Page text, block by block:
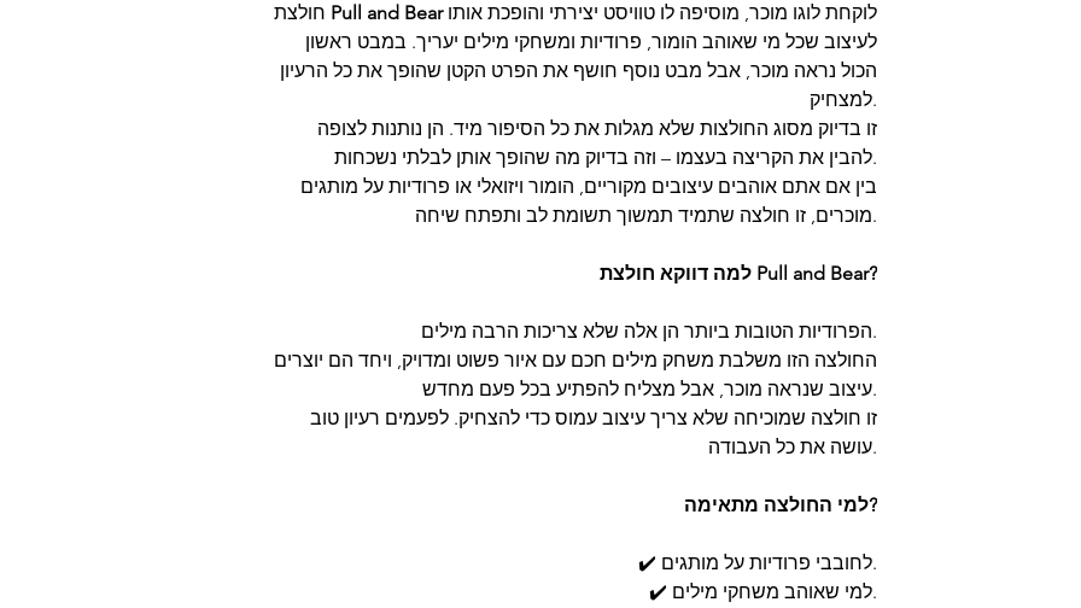
Pull and Bearלוקחת לוגו מוכר, מוסיפה לו טוויסט יצירתי והופכת אותו
לעיצוב שכל מי שאוהב הומור, פרודיות ומשחקי מילים יעריך. במבט ראשון
הכול נראה מוכר, אבל מבט נוסף חושף את הפרט הקטן שהופך את כל הרעיון
למצחיק.
זו בדיוק מסוג החולצות שלא מגלות את כל הסיפור מיד. הן נותנות לצופה
להבין את הקריצה בעצמו – וזה בדיוק מה שהופך אותן לבלתי נשכחות.
בין אם אתם אוהבים עיצובים מקוריים, הומור ויזואלי או פרודיות על מותגים
מוכרים, זו חולצה שתמיד תמשוך תשומת לב ותפתח שיחה.
למה דווקא חולצת Pull and Bear?
הפרודיות הטובות ביותר הן אלה שלא צריכות הרבה מילים.
החולצה הזו משלבת משחק מילים חכם עם איור פשוט ומדויק, ויחד הם יוצרים
עיצוב שנראה מוכר, אבל מצליח להפתיע בכל פעם מחדש.
זו חולצה שמוכיחה שלא צריך עיצוב עמוס כדי להצחיק. לפעמים רעיון טוב
עושה את כל העבודה.
למי החולצה מתאימה?
✔️ לחובבי פרודיות על מותגים.
✔️ למי שאוהב משחקי מילים.